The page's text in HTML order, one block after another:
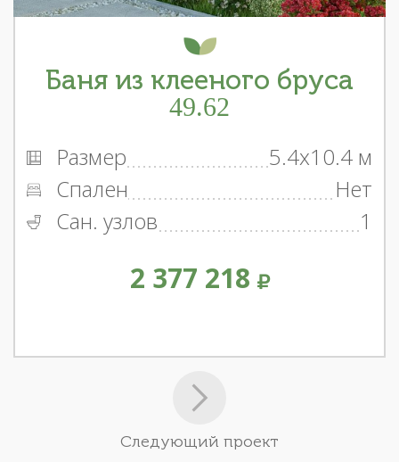
Баня из клееного бруса
49.62
Размер
5.4x10.4 м
Спален
Нет
Сан. узлов
1
2 377 218
Следующий проект